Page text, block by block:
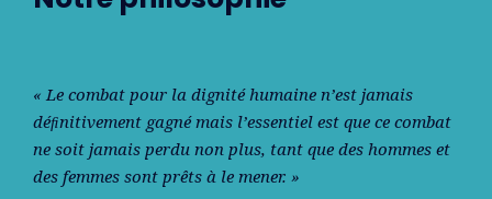
« Le combat pour la dignité humaine n’est jamais
déﬁnitivement gagné mais l’essentiel est que ce combat
ne soit jamais perdu non plus, tant que des hommes et
des femmes sont prêts à le mener. »